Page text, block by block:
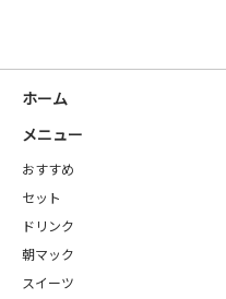
ホーム
メニュー
おすすめ
セット
ドリンク
朝マック
スイーツ